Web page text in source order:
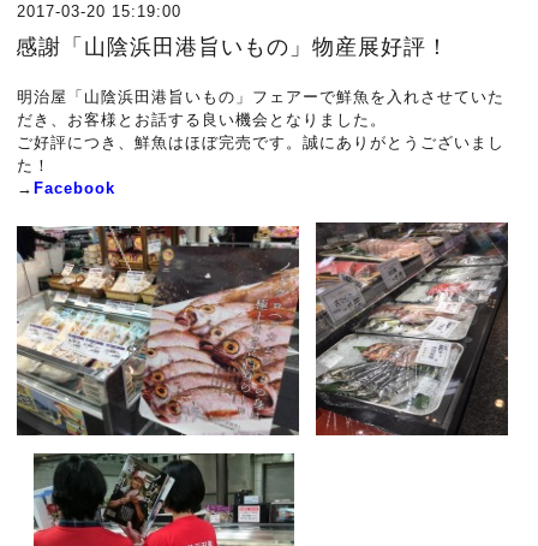
2017-03-20 15:19:00
感謝「山陰浜田港旨いもの」物産展好評！
明治屋「山陰浜田港旨いもの」フェアーで鮮魚を入れさせていた
だき、お客様とお話する良い機会となりました。
ご好評につき、鮮魚はほぼ完売です。誠にありがとうございまし
た！
→ Facebook